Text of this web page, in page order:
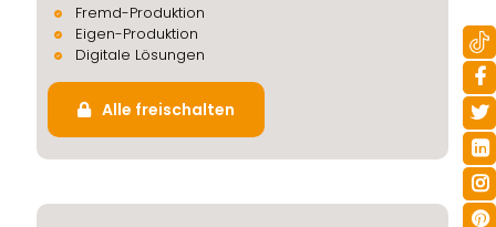
Fremd-Produktion
Eigen-Produktion
Digitale Lösungen
Alle freischalten